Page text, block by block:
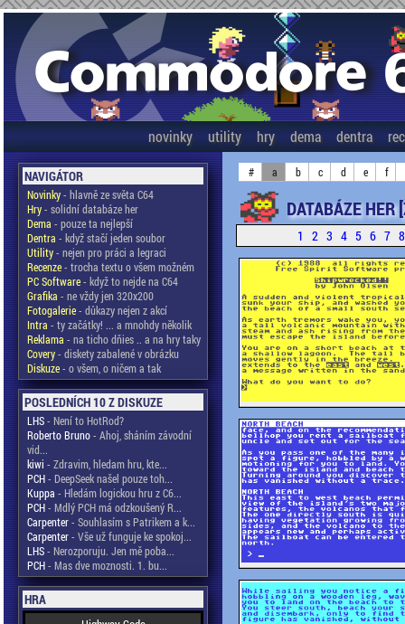
novinky utility hry dema dentra
NAVIGÁTOR
Novinky- hlavně ze světa C64
Hry- solidní databáze her
Dema - pouze ta nejlepší
Dentra - když stačí jeden soubor
Utility- nejen pro práci a legraci
Recenze- trocha textu o všem možném
PC Software- když to nejde na C64
Grafika - ne vždy jen 320x200
Fotogalerie- důkazy nejen z akcí
Intra - ty začátky! ... a mnohdy několik
Reklama - na ticho dňies .. a na hry taky
Covery- diskety zabalené v obrázku
Diskuze- o všem, o ničem a tak
POSLEDNÍCH 10 Z DISKUZE
LHS- Není to HotRod?
Roberto Bruno- Ahoj, sháním závodní
vid...
kiwi - Zdravim, hledam hru, kte...
PCH- DeepSeek našel pouze toh...
Kuppa - Hledám logickou hru z C6...
PCH- Mdlý PCH má odzkoušený R...
Carpenter- Souhlasím s Patrikem a k...
Carpenter- Vše už funguje ke spokoj...
LHS- Nerozporuju. Jen mě poba...
PCH- Mas dve moznosti. 1. bu...
HRA
# a b c d e f
DATABÁZE
1 2 3 4 5 6 7